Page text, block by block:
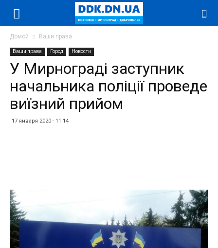
Домой Ваши права
Ваши права Город Новости
У Мирнограді заступник
начальника поліції проведе
виїзний прийом
17 января 2020 - 11:14